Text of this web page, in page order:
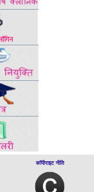
कॉपीराइट नीति